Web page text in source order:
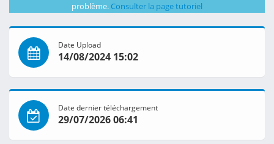
problème. Consulter la page tutoriel
Date Upload
14/08/2024 15:02
Date dernier téléchargement
29/07/2026 06:41